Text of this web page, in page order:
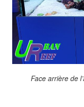
Face arrière de